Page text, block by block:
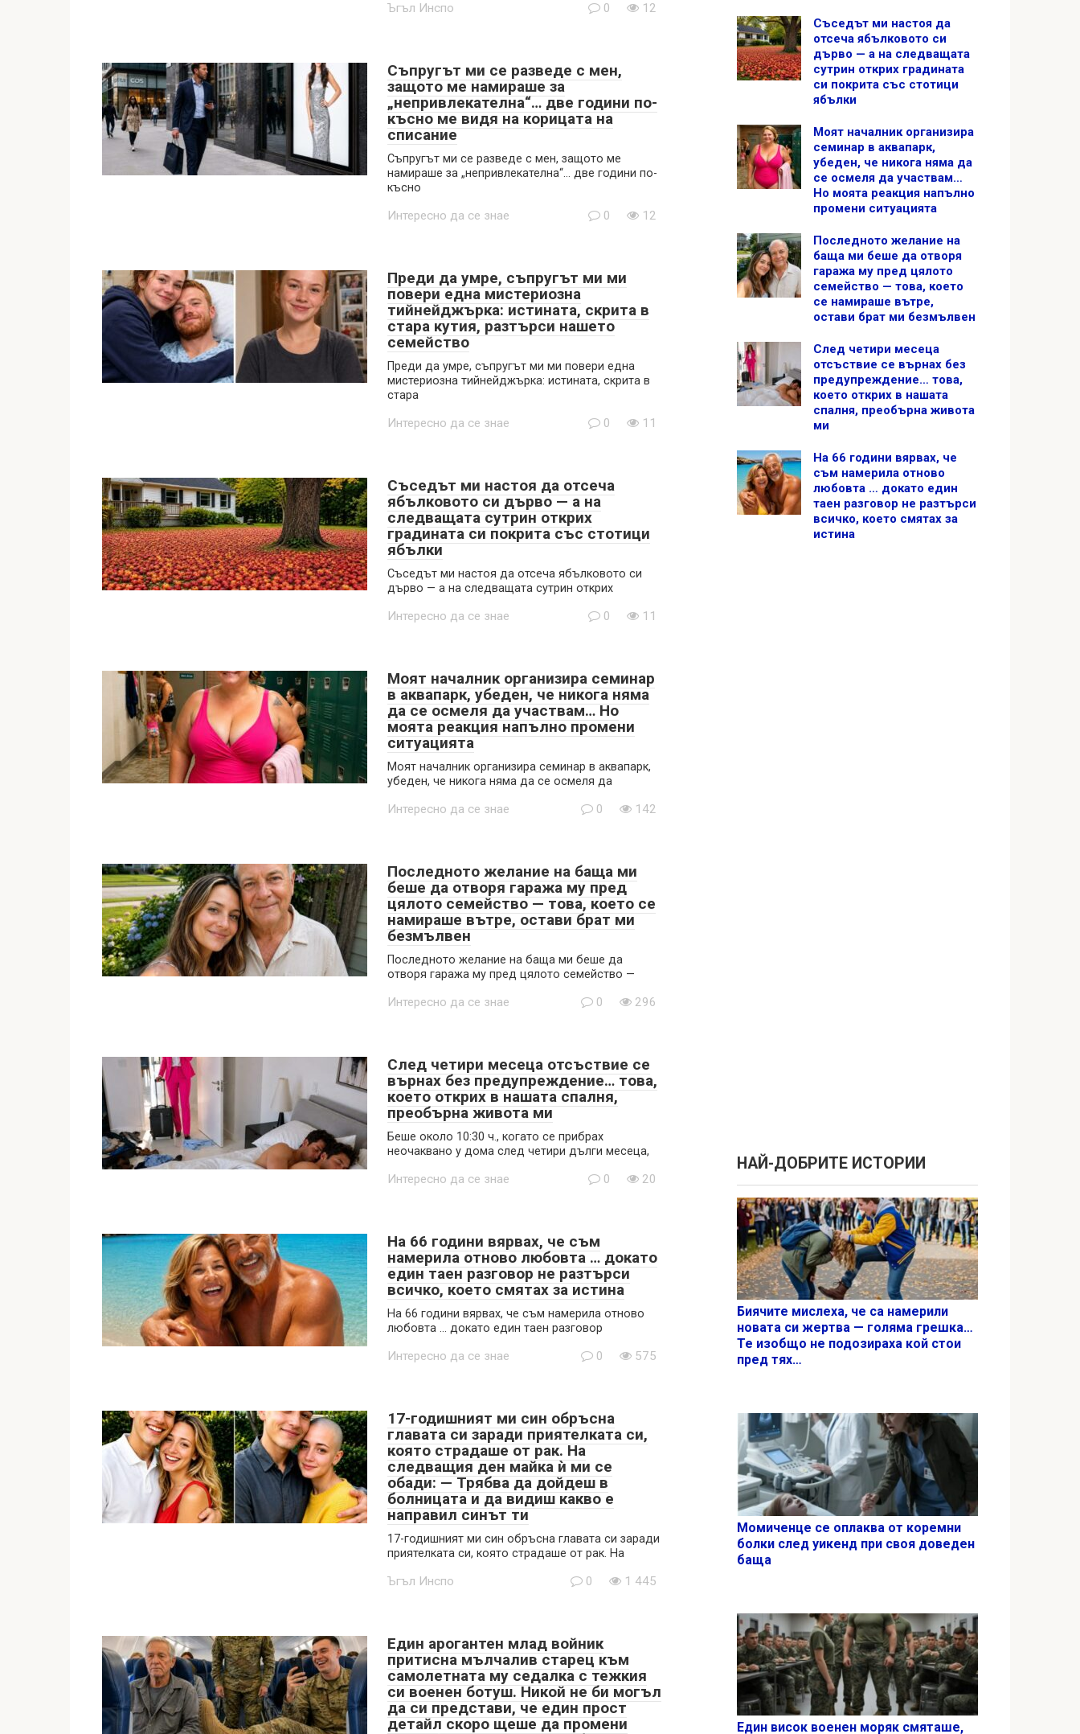
Ъгъл Инспо 0 12
Съпругът ми се разведе с мен,
защото ме намираше за
„непривлекателна“… две години по-
късно ме видя на корицата на
списание
Съпругът ми се разведе с мен, защото ме
намираше за „непривлекателна“… две години по-
късно
Интересно да се знае 0 12
Преди да умре, съпругът ми ми
повери една мистериозна
тийнейджърка: истината, скрита в
стара кутия, разтърси нашето
семейство
Преди да умре, съпругът ми ми повери една
мистериозна тийнейджърка: истината, скрита в
стара
Интересно да се знае 0 11
Съседът ми настоя да отсеча
ябълковото си дърво — а на
следващата сутрин открих
градината си покрита със стотици
ябълки
Съседът ми настоя да отсеча ябълковото си
дърво — а на следващата сутрин открих
Интересно да се знае 0 11
Моят началник организира семинар
в аквапарк, убеден, че никога няма
да се осмеля да участвам… Но
моята реакция напълно промени
ситуацията
Моят началник организира семинар в аквапарк,
убеден, че никога няма да се осмеля да
Интересно да се знае 0 142
Последното желание на баща ми
беше да отворя гаража му пред
цялото семейство — това, което се
намираше вътре, остави брат ми
безмълвен
Последното желание на баща ми беше да
отворя гаража му пред цялото семейство —
Интересно да се знае 0 296
След четири месеца отсъствие се
върнах без предупреждение… това,
което открих в нашата спалня,
преобърна живота ми
Беше около 10:30 ч., когато се прибрах
неочаквано у дома след четири дълги месеца,
Интересно да се знае 0 20
На 66 години вярвах, че съм
намерила отново любовта … докато
един таен разговор не разтърси
всичко, което смятах за истина
На 66 години вярвах, че съм намерила отново
любовта … докато един таен разговор
Интересно да се знае 0 575
17-годишният ми син обръсна
главата си заради приятелката си,
която страдаше от рак. На
следващия ден майка ѝ ми се
обади: — Трябва да дойдеш в
болницата и да видиш какво е
направил синът ти
17-годишният ми син обръсна главата си заради
приятелката си, която страдаше от рак. На
Ъгъл Инспо 0 1 445
Един арогантен млад войник
притисна мълчалив старец към
самолетната му седалка с тежкия
си военен ботуш. Никой не би могъл
да си представи, че един прост
детайл скоро щеше да промени
Съседът ми настоя да
отсеча ябълковото си
дърво — а на следващата
сутрин открих градината
си покрита със стотици
ябълки
Моят началник организира
семинар в аквапарк,
убеден, че никога няма да
се осмеля да участвам…
Но моята реакция напълно
промени ситуацията
Последното желание на
баща ми беше да отворя
гаража му пред цялото
семейство — това, което
се намираше вътре,
остави брат ми безмълвен
След четири месеца
отсъствие се върнах без
предупреждение… това,
което открих в нашата
спалня, преобърна живота
ми
На 66 години вярвах, че
съм намерила отново
любовта … докато един
таен разговор не разтърси
всичко, което смятах за
истина
НАЙ-ДОБРИТЕ ИСТОРИИ
Биячите мислеха, че са намерили
новата си жертва — голяма грешка…
Те изобщо не подозираха кой стои
пред тях…
Момиченце се оплаква от коремни
болки след уикенд при своя доведен
баща
Един висок военен моряк смяташе,